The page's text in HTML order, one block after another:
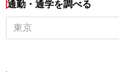
通勤・通学を調べる